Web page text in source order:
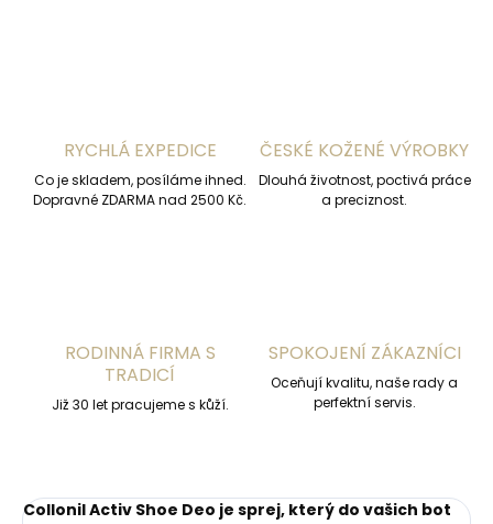
RYCHLÁ EXPEDICE
Co je skladem, posíláme ihned.
Dopravné ZDARMA nad 2500 Kč.
ČESKÉ KOŽENÉ VÝROBKY
Dlouhá životnost, poctivá práce
a preciznost.
RODINNÁ FIRMA S
TRADICÍ
Již 30 let pracujeme s kůží.
SPOKOJENÍ ZÁKAZNÍCI
Oceňují kvalitu, naše rady a
perfektní servis.
Collonil Activ Shoe Deo je sprej, který do vašich bot